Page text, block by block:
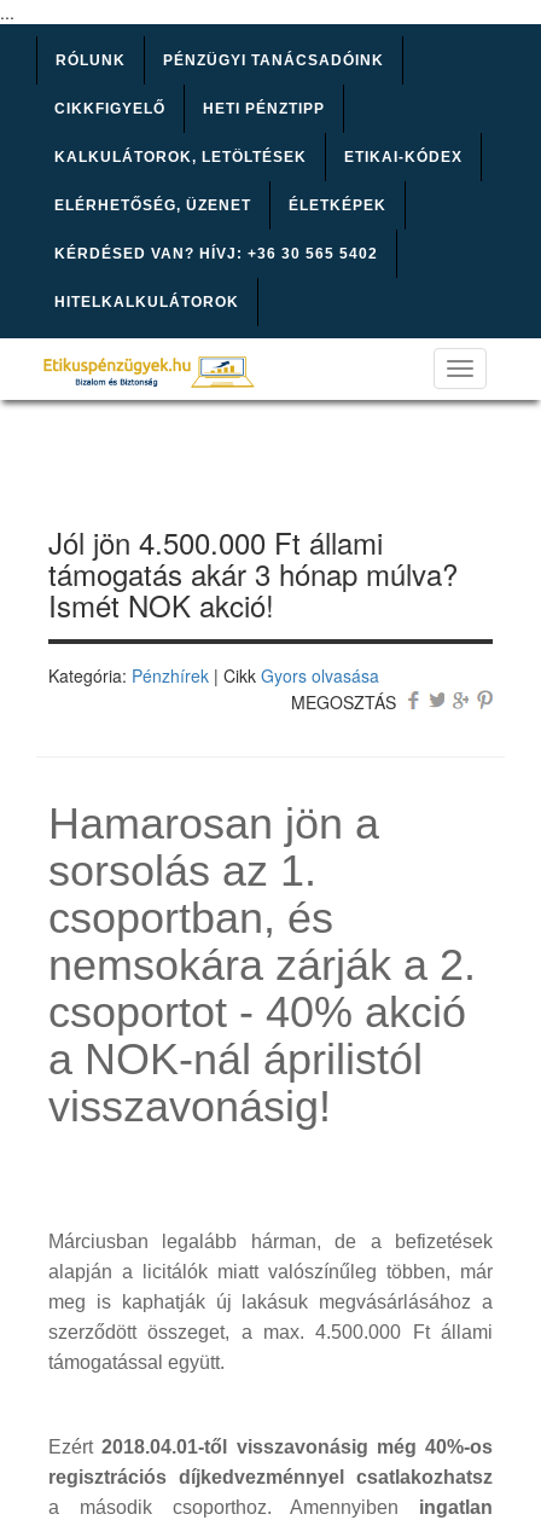
...
RÓLUNK PÉNZÜGYI TANÁCSADÓINK
CIKKFIGYELŐ HETI PÉNZTIPP
KALKULÁTOROK, LETÖLTÉSEK ETIKAI-KÓDEX
ELÉRHETŐSÉG, ÜZENET ÉLETKÉPEK
KÉRDÉSED VAN? HÍVJ: +36 30 565 5402
HITELKALKULÁTOROK
Toggle
navigation
Jól jön 4.500.000 Ft állami
támogatás akár 3 hónap múlva?
Ismét NOK akció!
Kategória: Pénzhírek | Cikk Gyors olvasása
MEGOSZTÁS
Hamarosan jön a
sorsolás az 1.
csoportban, és
nemsokára zárják a 2.
csoportot - 40% akció
a NOK-nál áprilistól
visszavonásig!
Márciusban legalább hárman, de a befizetések
alapján a licitálók miatt valószínűleg többen, már
meg is kaphatják új lakásuk megvásárlásához a
szerződött összeget, a max. 4.500.000 Ft állami
támogatással együtt.
Ezért2018.04.01-től visszavonásig még 40%-os
regisztrációs díjkedvezménnyel csatlakozhatsz
a második csoporthoz. Amennyiben ingatlan